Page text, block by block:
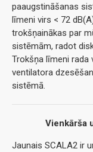
paaugstināšanas
līmeni virs < 72
trokšņainākas par
sistēmām, radot
Trokšņa līmeni rada
ventilatora
sistēmā.
Vienkārša
Jaunais SCALA2 ir